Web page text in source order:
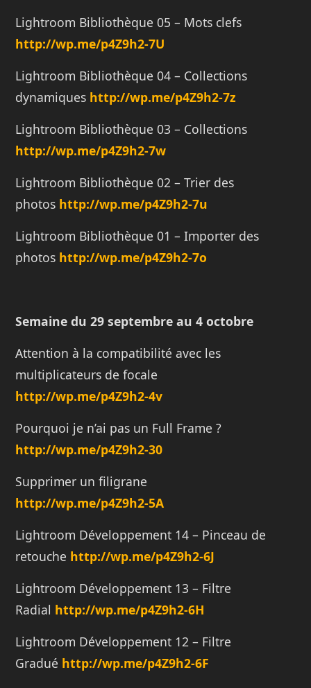
Lightroom Bibliothèque 05 – Mots clefs
http://wp.me/p4Z9h2-7U
Lightroom Bibliothèque 04 – Collections
dynamiques http://wp.me/p4Z9h2-7z
Lightroom Bibliothèque 03 – Collections
http://wp.me/p4Z9h2-7w
Lightroom Bibliothèque 02 – Trier des
photos http://wp.me/p4Z9h2-7u
Lightroom Bibliothèque 01 – Importer des
photos http://wp.me/p4Z9h2-7o
Semaine du 29 septembre au 4 octobre
Attention à la compatibilité avec les
multiplicateurs de focale
http://wp.me/p4Z9h2-4v
Pourquoi je n’ai pas un Full Frame ?
http://wp.me/p4Z9h2-30
Supprimer un filigrane
http://wp.me/p4Z9h2-5A
Lightroom Développement 14 – Pinceau de
retouche http://wp.me/p4Z9h2-6J
Lightroom Développement 13 – Filtre
Radial http://wp.me/p4Z9h2-6H
Lightroom Développement 12 – Filtre
Gradué http://wp.me/p4Z9h2-6F